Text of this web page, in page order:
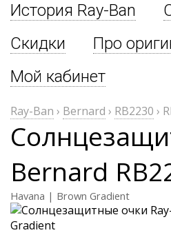
История Ray-Ban
Скидки
Про
Мой кабинет
Ray-Ban › Bernard › RB2230 ›
Bernard
Havana | Brown Gradient